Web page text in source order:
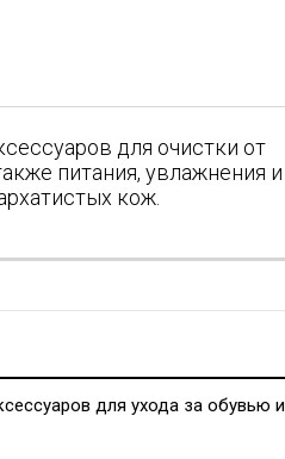
для очистки от
питания, увлажнения и
кож.
для ухода за обувью и